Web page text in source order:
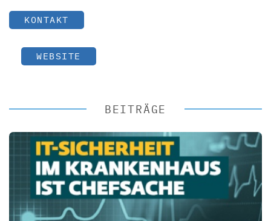
KONTAKT
WEBSITE
BEITRÄGE